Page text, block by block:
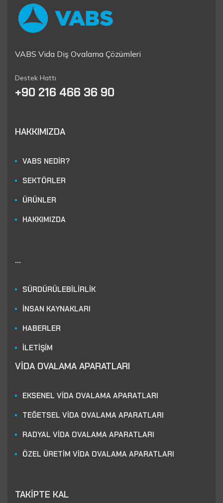
VABS Vida Diş Ovalama Çözümleri
Destek Hattı
+90 216 466 36 90
HAKKIMIZDA
VABS NEDİR?
SEKTÖRLER
ÜRÜNLER
HAKKIMIZDA
...
SÜRDÜRÜLEBİLİRLİK
İNSAN KAYNAKLARI
HABERLER
İLETİŞİM
VİDA OVALAMA APARATLARI
EKSENEL VİDA OVALAMA APARATLARI
TEĞETSEL VİDA OVALAMA APARATLARI
RADYAL VİDA OVALAMA APARATLARI
ÖZEL ÜRETİM VİDA OVALAMA APARATLARI
TAKİPTE KAL